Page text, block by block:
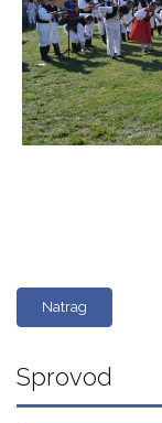
Natrag
Sprovod